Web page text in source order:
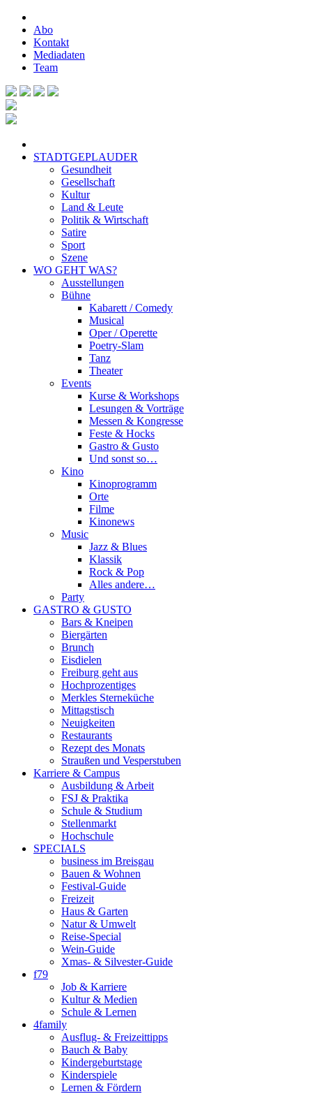
Abo
Kontakt
Mediadaten
Team
STADTGEPLAUDER
Gesundheit
Gesellschaft
Kultur
Land & Leute
Politik & Wirtschaft
Satire
Sport
Szene
WO GEHT WAS?
Ausstellungen
Bühne
Kabarett / Comedy
Musical
Oper / Operette
Poetry-Slam
Tanz
Theater
Events
Kurse & Workshops
Lesungen & Vorträge
Messen & Kongresse
Feste & Hocks
Gastro & Gusto
Und sonst so…
Kino
Kinoprogramm
Orte
Filme
Kinonews
Music
Jazz & Blues
Klassik
Rock & Pop
Alles andere…
Party
GASTRO & GUSTO
Bars & Kneipen
Biergärten
Brunch
Eisdielen
Freiburg geht aus
Hochprozentiges
Merkles Sterneküche
Mittagstisch
Neuigkeiten
Restaurants
Rezept des Monats
Straußen und Vesperstuben
Karriere & Campus
Ausbildung & Arbeit
FSJ & Praktika
Schule & Studium
Stellenmarkt
Hochschule
SPECIALS
business im Breisgau
Bauen & Wohnen
Festival-Guide
Freizeit
Haus & Garten
Natur & Umwelt
Reise-Special
Wein-Guide
Xmas- & Silvester-Guide
f79
Job & Karriere
Kultur & Medien
Schule & Lernen
4family
Ausflug- & Freizeittipps
Bauch & Baby
Kindergeburtstage
Kinderspiele
Lernen & Fördern